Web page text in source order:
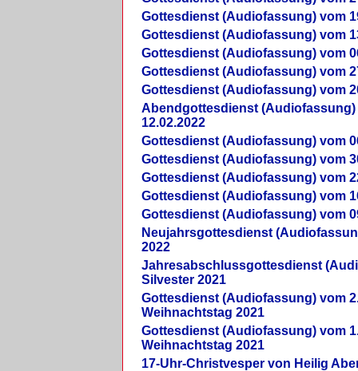
Gottesdienst (Audiofassung) vom
Gottesdienst (Audiofassung) vom
Gottesdienst (Audiofassung) vom
Gottesdienst (Audiofassung) vom
Gottesdienst (Audiofassung) vom
Abendgottesdienst (Audiofassung)
12.02.2022
Gottesdienst (Audiofassung) vom
Gottesdienst (Audiofassung) vom
Gottesdienst (Audiofassung) vom
Gottesdienst (Audiofassung) vom
Gottesdienst (Audiofassung) vom
Neujahrsgottesdienst
2022
Jahresabschlussgottesdienst
Silvester 2021
Gottesdienst (Audiofassung) vom
Weihnachtstag 2021
Gottesdienst (Audiofassung) vom
Weihnachtstag 2021
17-Uhr-Christvesper von Heilig